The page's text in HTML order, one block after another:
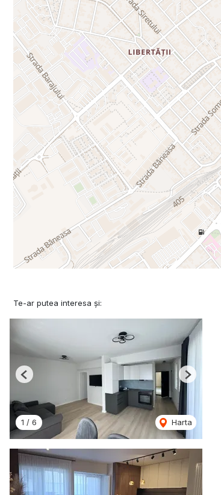
Te-ar putea interesa și:
1 / 6 Harta
Previous Next